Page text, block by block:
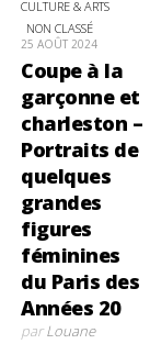
CULTURE & ARTS
NON CLASSÉ
25 AOÛT 2024
Coupe à la
garçonne et
charleston –
Portraits de
quelques
grandes
figures
féminines
du Paris des
Années 20
parLouane